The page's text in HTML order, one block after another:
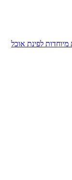
מיוחדות לפינת אוכל